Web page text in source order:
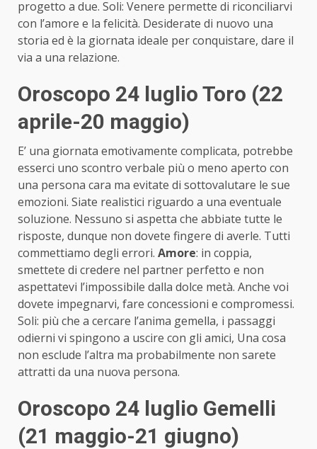
progetto a due. Soli: Venere permette di riconciliarvi
con l’amore e la felicità. Desiderate di nuovo una
storia ed è la giornata ideale per conquistare, dare il
via a una relazione.
Oroscopo 24 luglio Toro (22
aprile-20 maggio)
E’ una giornata emotivamente complicata, potrebbe
esserci uno scontro verbale più o meno aperto con
una persona cara ma evitate di sottovalutare le sue
emozioni. Siate realistici riguardo a una eventuale
soluzione. Nessuno si aspetta che abbiate tutte le
risposte, dunque non dovete fingere di averle. Tutti
commettiamo degli errori. Amore: in coppia,
smettete di credere nel partner perfetto e non
aspettatevi l’impossibile dalla dolce metà. Anche voi
dovete impegnarvi, fare concessioni e compromessi.
Soli: più che a cercare l’anima gemella, i passaggi
odierni vi spingono a uscire con gli amici, Una cosa
non esclude l’altra ma probabilmente non sarete
attratti da una nuova persona.
Oroscopo 24 luglio Gemelli
(21 maggio-21 giugno)